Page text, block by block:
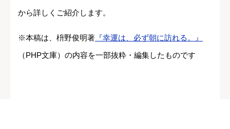
から詳しくご紹介します。
※本稿は、枡野俊明著 『幸運は、必ず朝に訪れる。』
（PHP文庫）の内容を一部抜粋・編集したものです